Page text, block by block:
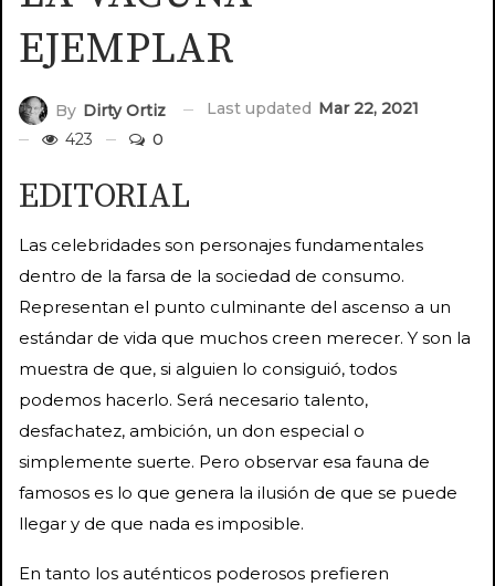
EJEMPLAR
By Dirty Ortiz Last updated Mar 22, 2021
423
0
EDITORIAL
Las celebridades son personajes fundamentales
dentro de la farsa de la sociedad de consumo.
Representan el punto culminante del ascenso a un
estándar de vida que muchos creen merecer. Y son la
muestra de que, si alguien lo consiguió, todos
podemos hacerlo. Será necesario talento,
desfachatez, ambición, un don especial o
simplemente suerte. Pero observar esa fauna de
famosos es lo que genera la ilusión de que se puede
llegar y de que nada es imposible.
En tanto los auténticos poderosos prefieren